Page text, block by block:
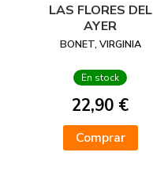
LAS FLORES DEL
AYER
BONET, VIRGINIA
En stock
22,90 €
Comprar